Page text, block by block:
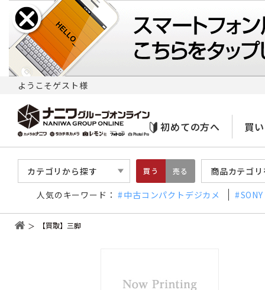
ようこそゲスト様
初めての方へ 買
カテゴリから探す 買う 売る 商品カテゴ
人気のキーワード： 中古コンパクトデジカメ
【買取】三脚